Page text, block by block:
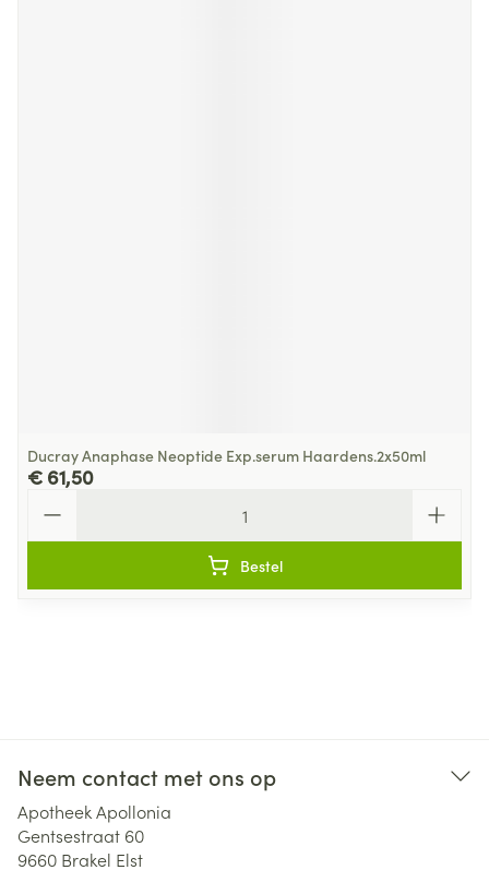
Ducray Anaphase Neoptide Exp.serum Haardens.2x50ml
€ 61,50
Bestel
Neem contact met ons op
Apotheek Apollonia
Gentsestraat 60
9660 Brakel Elst